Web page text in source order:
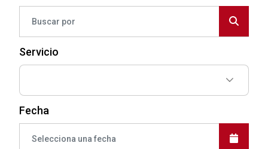
Servicio
Fecha